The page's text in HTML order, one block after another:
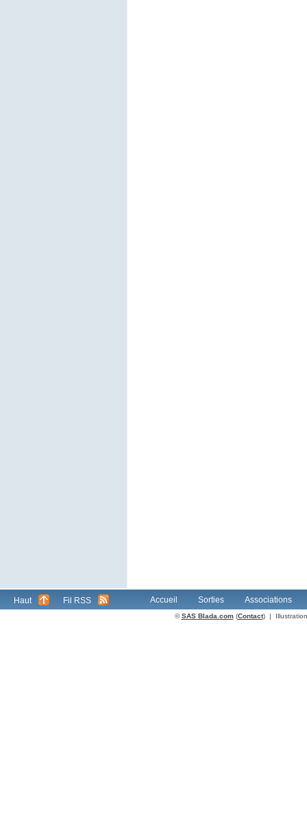
Haut Fil RSS Accueil Sorties Associations
©SAS Blada.com(Contact) |